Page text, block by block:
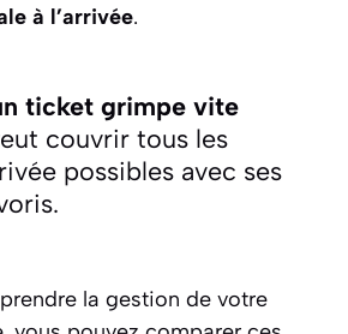
à l’arrivée.
ticket grimpe vite
couvrir tous les
possibles avec ses
la gestion de votre